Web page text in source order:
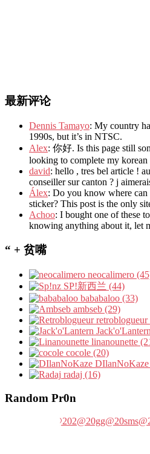
最新评论
Dennis Tamayo: My country
1990s, but it’s in NTSC.
Alex: 你好. Is this page still
looking to complete my
david: hello , tres bel article !
conseiller sur canton ? j
Álex: Do you know where can
sticker? This post is the only
Achoo: I bought one of these
knowing anything about it, let
“ + 贫嘴
neocalimero
SP!新西兰 (44)
bababaloo (33)
ambseb (29)
retroblogueur
linanounette
cocole (20)
radaj (16)
Random Pr0n